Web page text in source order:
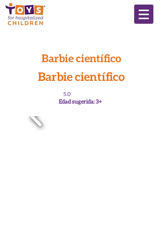
Barbie científico
Barbie científico
5.0
Edad sugerida: 3+